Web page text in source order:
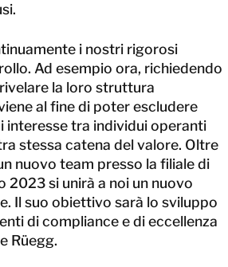
i nostri rigorosi
Ad esempio ora, richiedendo
la loro struttura
al fine di poter escludere
interesse tra individui operanti
stessa catena del valore. Oltre
nuovo team presso la filiale di
2023 si unirà a noi un nuovo
Il suo obiettivo sarà lo sviluppo
di compliance e di eccellenza
Rüegg.